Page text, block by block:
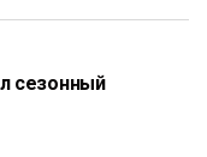
сезонный